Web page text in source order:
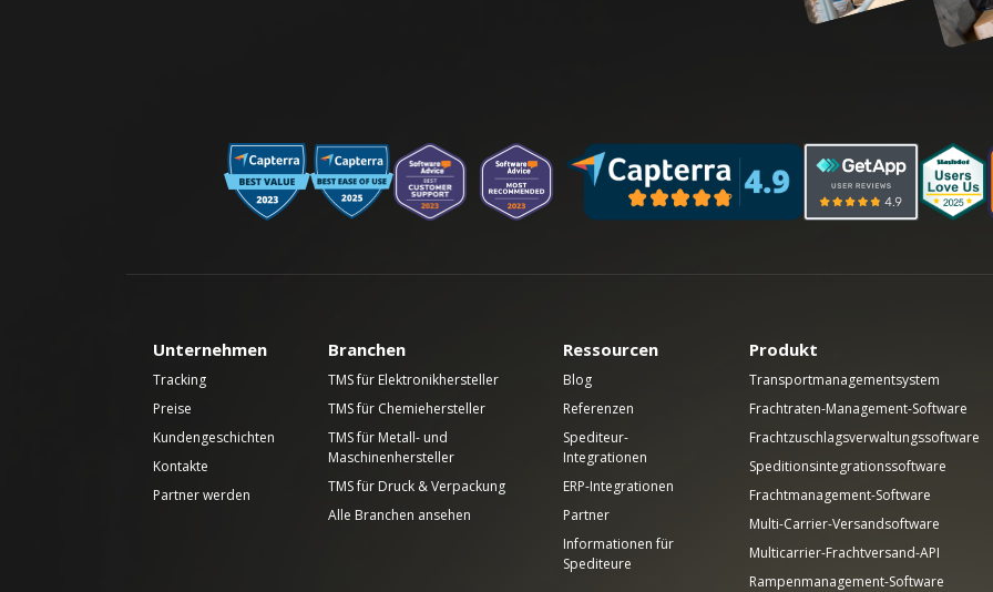
Unternehmen
Tracking
Preise
Kundengeschichten
Kontakte
Partner werden
Branchen
TMS für Elektronikhersteller
TMS für Chemiehersteller
TMS für Metall- und
Maschinenhersteller
TMS für Druck & Verpackung
Alle Branchen ansehen
Ressourcen
Blog
Referenzen
Spediteur-
Integrationen
ERP-Integrationen
Partner
Informationen für
Spediteure
Produkt
Transportmanagementsystem
Frachtraten-Management-Software
Frachtzuschlagsverwaltungssoftware
Speditionsintegrationssoftware
Frachtmanagement-Software
Multi-Carrier-Versandsoftware
Multicarrier-Frachtversand-API
Rampenmanagement-Software